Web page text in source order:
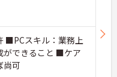
■PCスキル：業務上
ができること ■ケア
尚可